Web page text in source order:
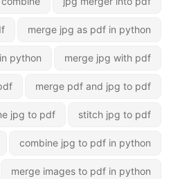
merge jpg as pdf in python
merge jpg with pdf
python
merge pdf and jpg to pdf
stitch jpg to pdf
jpg to pdf
combine jpg to pdf in python
merge images to pdf in python